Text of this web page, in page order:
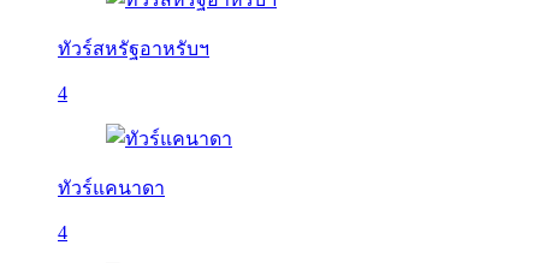
ทัวร์สหรัฐอาหรับฯ
4
ทัวร์แคนาดา
4